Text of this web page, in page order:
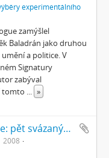
experimentálního
zamýšlel
Baladrán jako druhou
a politice. V
Signatury
zabýval
tomto ... »
Tihle – Sociální situace: pět svázaných mužů
2008